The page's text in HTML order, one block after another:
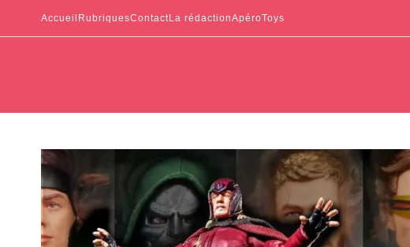
Accueil RubriquesContactLa rédactionApéroToys